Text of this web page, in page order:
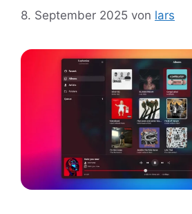
8. September 2025 von lars